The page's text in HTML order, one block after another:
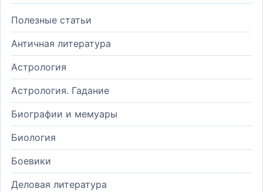
Полезные статьи
Античная литература
Астрология
Астрология. Гадание
Биографии и мемуары
Биология
Боевики
Деловая литература